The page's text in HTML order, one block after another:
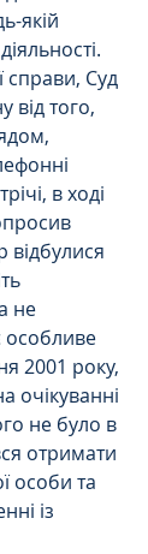
якій
справи, Суд
від того,
в ході
відбулися
не
особливе
2001 року,
очікуванні
не було в
отримати
особи та
із